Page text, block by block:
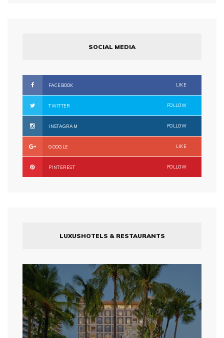
SOCIAL MEDIA
FACEBOOK LIKE
TWITTER FOLLOW
INSTAGRAM FOLLOW
GOOGLE LIKE
PINTEREST FOLLOW
LUXUSHOTELS & RESTAURANTS